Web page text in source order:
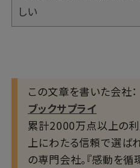
しい
この文章を書いた会社：
ブックサプライ
累計2000万点以上の
上にわたる信頼で選ば
の専門会社。『感動を循